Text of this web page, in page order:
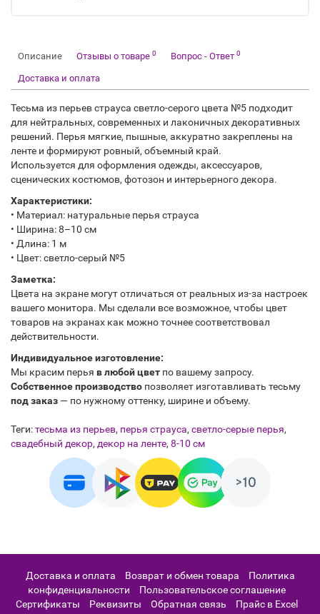
Описание Отзывы о товаре 0 Вопрос - Ответ 0
Доставка и оплата
Тесьма из перьев страуса светло-серого цвета №5 подходит
для нейтральных, современных и лаконичных декоративных
решений. Перья мягкие, пышные, аккуратно закреплены на
ленте и формируют ровный, объемный край.
Используется для оформления одежды, аксессуаров,
сценических костюмов, фотозон и интерьерного декора.
Характеристики:
• Материал: натуральные перья страуса
• Ширина: 8–10 см
• Длина: 1 м
• Цвет: светло-серый №5
Заметка:
Цвета на экране могут отличаться от реальных из-за настроек
вашего монитора. Мы сделали все возможное, чтобы цвет
товаров на экранах как можно точнее соответствовал
действительности.
Индивидуальное изготовление:
Мы красим перья в любой цвет по вашему запросу.
Собственное производство позволяет изготавливать тесьму
под заказ — по нужному оттенку, ширине и объему.
Теги:тесьма из перьев, перья страуса, светло-серые перья,
свадебный декор, декор на ленте, 8-10 см
Доставка и оплата Возврат и обмен товара
Политика
конфиденциальности
Пользовательское соглашение
Сертификаты
Реквизиты Обратная связь Прайс в Excel